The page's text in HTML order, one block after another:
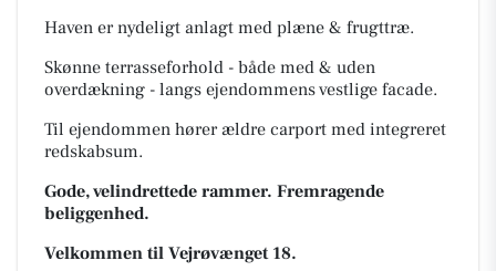
Haven er nydeligt anlagt med plæne & frugttræ.
Skønne terrasseforhold - både med & uden
overdækning - langs ejendommens vestlige facade.
Til ejendommen hører ældre carport med integreret
redskabsum.
Gode, velindrettede rammer. Fremragende
beliggenhed.
Velkommen til Vejrøvænget 18.